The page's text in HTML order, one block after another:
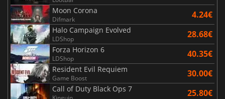
Moon Corona
Difmark 4.24€
Halo Campaign Evolved
LDShop 28.68€
Forza Horizon 6
LDShop 40.35€
Resident Evil Requiem
Game Boost 30.00€
Call of Duty Black Ops 7 25.80€